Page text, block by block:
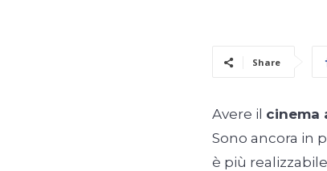
Share
Avere il cinema
Sono ancora in
è più